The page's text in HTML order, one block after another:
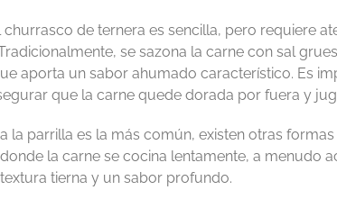
de ternera es sencilla, pero requiere
se sazona la carne con sal
aporta un sabor ahumado característico. Es
que la carne quede dorada por fuera y
la parrilla es la más común, existen otras
la carne se cocina lentamente, a menudo
tierna y un sabor profundo.